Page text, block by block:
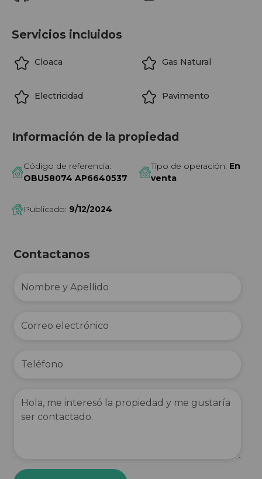
Servicios incluidos
Cloaca Gas Natural
Electricidad Pavimento
Información de la propiedad
Código de referencia:
OBU58074 AP6640537
Tipo de operación: En
venta
Publicado: 9/12/2024
Contactanos